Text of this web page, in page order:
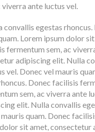
ante luctus vel.
egestas
Lorem ipsum dolor
sem, ac
adipiscing elit. Nulla
vel. Donec vel mauris
Donec facilisis
sem, ac viverra ante
elit. Nulla convallis
quam. Donec
sit amet,